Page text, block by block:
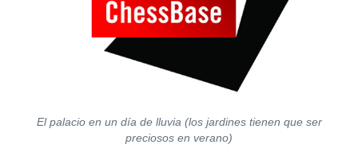
El palacio en un día de lluvia (los jardines tienen que ser
preciosos en verano)